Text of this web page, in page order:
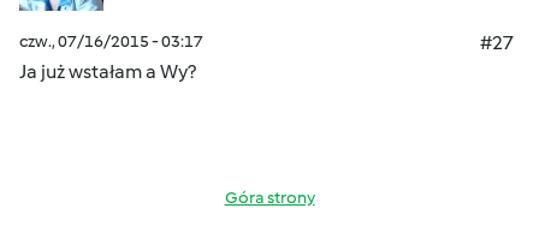
czw., 07/16/2015 - 03:17
#27
Ja już wstałam a Wy?
Góra strony